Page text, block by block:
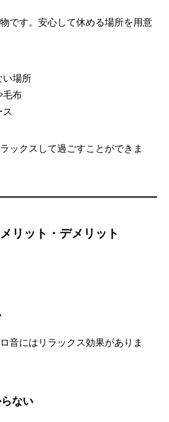
です。安心して休める場所を用意
い場所
毛布
ス
ックスして過ごすことができま
リット・デメリット
音にはリラックス効果がありま
ない